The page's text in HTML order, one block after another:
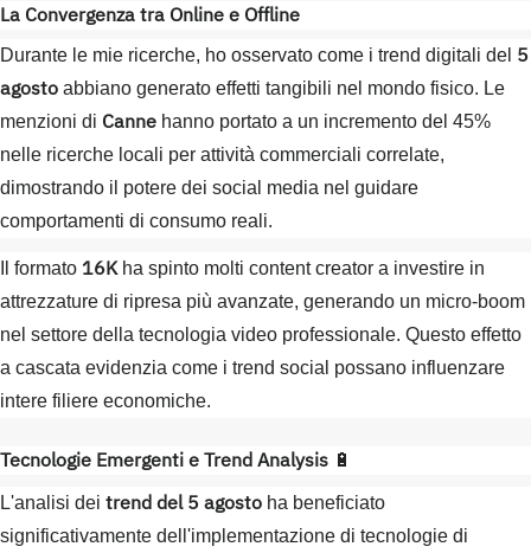
La Convergenza tra Online e Offline
Durante le mie ricerche, ho osservato come i trend digitali del 5
agosto abbiano generato effetti tangibili nel mondo fisico. Le
menzioni di Canne hanno portato a un incremento del 45%
nelle ricerche locali per attività commerciali correlate,
dimostrando il potere dei social media nel guidare
comportamenti di consumo reali.
Il formato 16Kha spinto molti content creator a investire in
attrezzature di ripresa più avanzate, generando un micro-boom
nel settore della tecnologia video professionale. Questo effetto
a cascata evidenzia come i trend social possano influenzare
intere filiere economiche.
Tecnologie Emergenti e Trend Analysis 🔋
L'analisi dei trend del 5 agosto ha beneficiato
significativamente dell'implementazione di tecnologie di